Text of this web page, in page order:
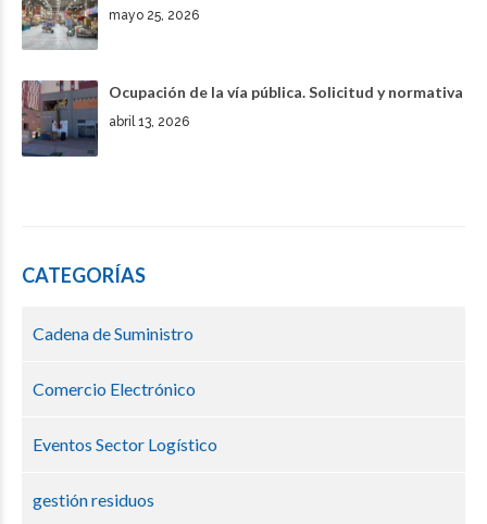
mayo 25, 2026
Ocupación de la vía pública. Solicitud y normativa
abril 13, 2026
CATEGORÍAS
Cadena de Suministro
Comercio Electrónico
Eventos Sector Logístico
gestión residuos